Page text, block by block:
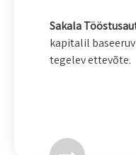
Sakala
kapitalil
tegelev ettevõte.